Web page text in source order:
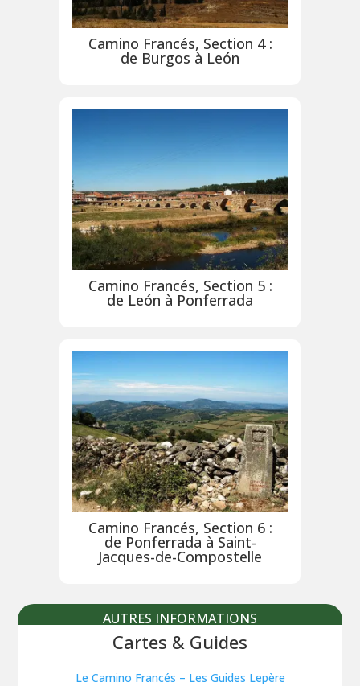
Camino Francés, Section 4 :
de Burgos à León
Camino Francés, Section 5 :
de León à Ponferrada
Camino Francés, Section 6 :
de Ponferrada à Saint-
Jacques-de-Compostelle
AUTRES INFORMATIONS
Cartes & Guides
Le Camino Francés – Les Guides Lepère